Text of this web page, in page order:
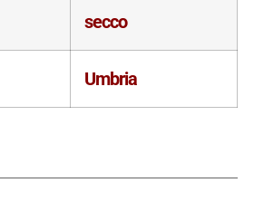
secco
Umbria